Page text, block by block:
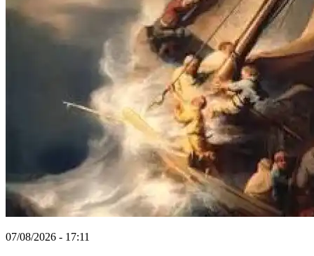
07/08/2026 - 17:11